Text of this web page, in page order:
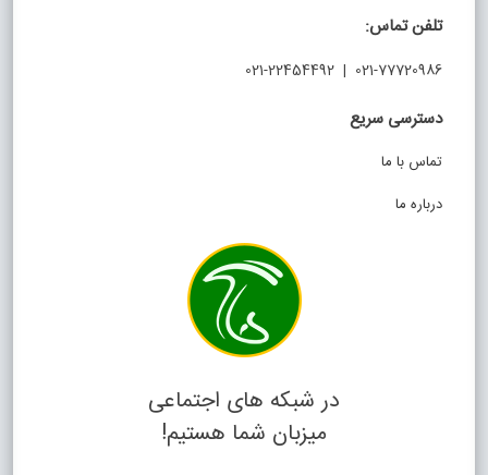
تلفن تماس:
021-77720986 | 021-22454492
دسترسی سریع
تماس با ما
درباره ما
در شبکه های اجتماعی
میزبان شما هستیم!